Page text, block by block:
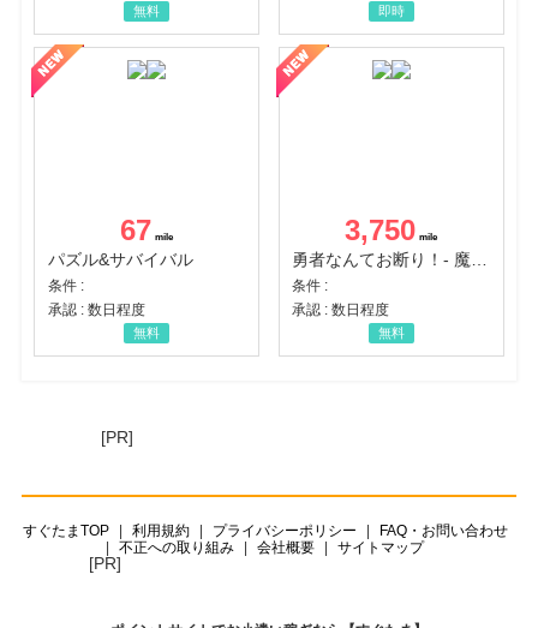
無料 即時
67
パズル&サバイバル
条件 :
承認 : 数日程度
無料
3,750
条件 :
承認 : 数日程度
無料
[PR]
すぐたまTOP 利用規約 プライバシーポリシー
FAQ・お問い合わせ
不正への取り組み
会社概要 サイトマップ
[PR]